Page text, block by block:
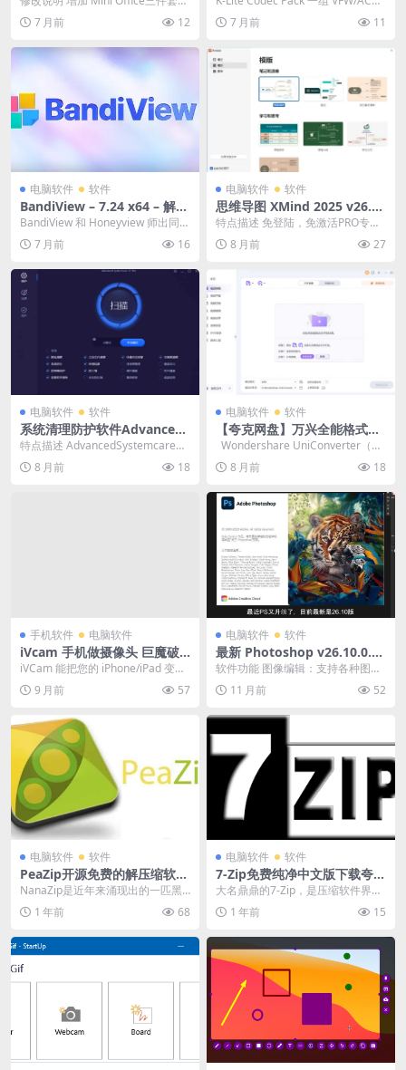
雷网盘]
DF阅读器 增加 文件复制增强工...
7 月前 12
盘/迅雷网盘]
编解码器、Direct...
7 月前 11
电脑软件 软件
BandiView – 7.24 x64 – 解锁
VIP高级功能 – 系统工具/看图
– [Win][夸克网盘/迅雷网盘]
BandiView 和 Honeyview 师出同
门，都是 bandisoft ...
7 月前 16
电脑软件 软件
思维导图 XMind 2025 v26.0
1.07153 中文绿色破解版
特点描述 免登陆，免激活PRO专业
版，免升级，无检查更新提示 右键
解压就是绿色版...
8 月前 27
电脑软件 软件
系统清理防护软件Advanced
SystemCare 19 PRO v19.1.
0.176 绿色版
特点描述 AdvancedSystemcare中
文破解版精简优化版 免安装，破
解...8 月前 18
电脑软件 软件
【夸克网盘】万兴全能格式转
换器 UniConverter (万兴优
转) v17.1.1.457 绿色破解版
Wondershare UniConverter（万
兴全能格式转换...
8 月前 18
手机软件 电脑软件
iVcam 手机做摄像头 巨魔破
解绿色去水印免费下载（包含
内购去水印）
iVCam 能把您的 iPhone/iPad 变成
一个给 Windows 电脑用...
9 月前 57
电脑软件 软件
最新 Photoshop v26.10.0.7
正式版，直装正式版，AI功能
用，（附安装包)
软件功能 图像编辑：支持各种图像
编辑功能，如裁剪、调整色彩、修
复照片、添加滤镜等...
11 月前 52
电脑软件 软件
PeaZip开源免费的解压缩软件
高速下载夸克网盘
NanaZip是近年来涌现出的一匹黑
马，被誉为“为Windows 11而生”的
压...1 年前 68
电脑软件 软件
7-Zip免费纯净中文版下载夸克
网盘
大名鼎鼎的7-Zip，是压缩软件界的
常青树。如果你追求极致的性能和
最高的压缩率，...
1 年前 15